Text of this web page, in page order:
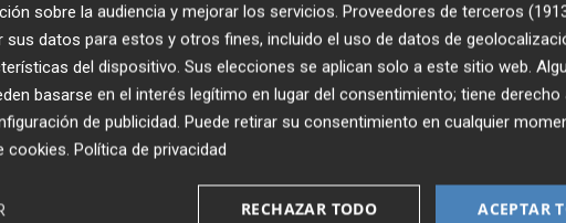
sobre la audiencia y mejorar los servicios. Proveedores de terceros
sus datos para estos y otros fines, incluido el uso de datos de
del dispositivo. Sus elecciones se aplican solo a este sitio web.
basarse en el interés legítimo en lugar del consentimiento; tiene derecho
de publicidad. Puede retirar su consentimiento en cualquier
cookies. Política de privacidad
ACEPTAR
RECHAZAR TODO